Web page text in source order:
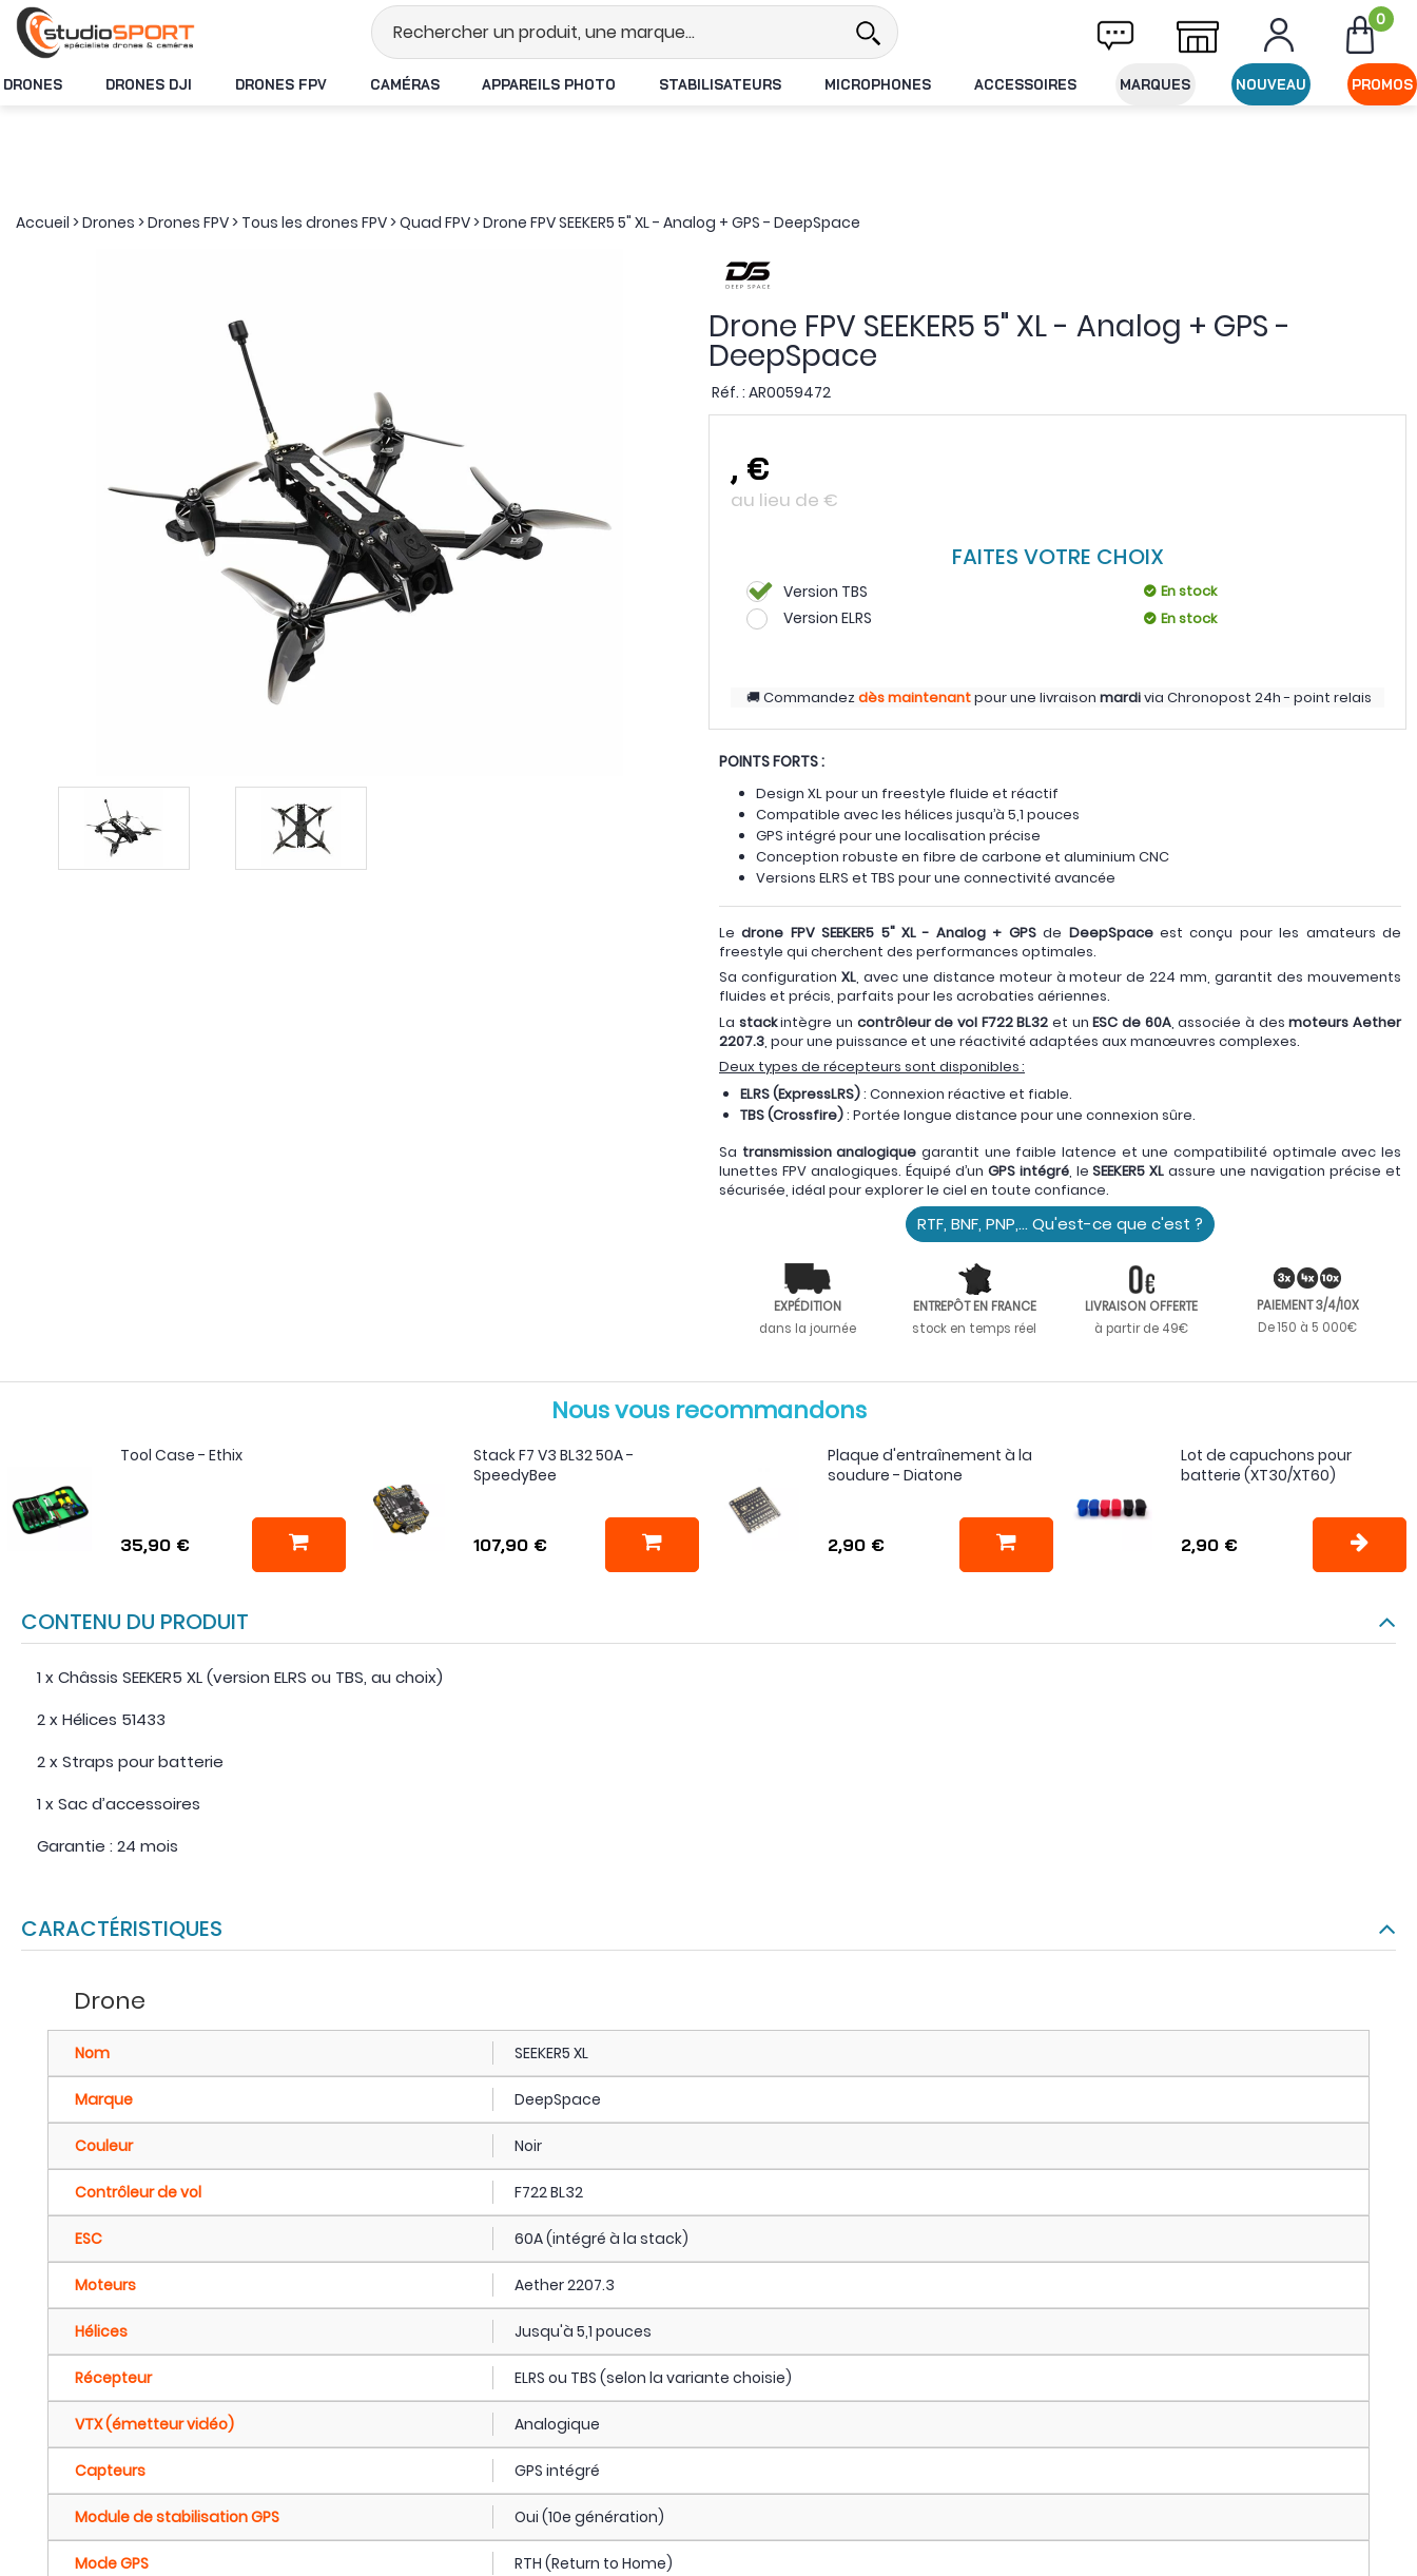
Stock en temps réel Livraison offerte dès 49€ d'achat 0
DRONES DRONES DJI DRONES FPV CAMÉRAS APPAREILS PHOTO STABILISATEURS MICROPHONES ACCESSOIRES MARQUES NOUVEAU PROMOS
Accueil >Drones >Drones FPV> Tous les drones FPV>Quad FPV>Drone FPV SEEKER5 5" XL - Analog + GPS - DeepSpace
Drone FPV SEEKER5 5" XL - Analog + GPS -
DeepSpace
Réf. : AR0059472
, €
au lieu de €
FAITES VOTRE CHOIX
Version TBS En stock
Version ELRS En stock
Commandezdès maintenantpour une livraison mardivia Chronopost 24h - point relais
POINTS FORTS :
Design XL pour un freestyle fluide et réactif
Compatible avec les hélices jusqu’à 5,1 pouces
GPS intégré pour une localisation précise
Conception robuste en fibre de carbone et aluminium CNC
Versions ELRS et TBS pour une connectivité avancée
Ledrone FPV SEEKER5 5" XL - Analog + GPSde DeepSpaceest conçu pour les amateurs de
freestyle qui cherchent des performances optimales.
Sa configuration XL, avec une distance moteur à moteur de 224 mm, garantit des mouvements
fluides et précis, parfaits pour les acrobaties aériennes.
La stackintègre un contrôleur de vol F722 BL32 et unESC de 60A, associée à desmoteurs Aether
2207.3, pour une puissance et une réactivité adaptées aux manœuvres complexes.
Deux types de récepteurs sont disponibles :
ELRS (ExpressLRS): Connexion réactive et fiable.
TBS (Crossfire): Portée longue distance pour une connexion sûre.
Sa transmission analogique garantit une faible latence et une compatibilité optimale avec les
lunettes FPV analogiques. Équipé d’un GPS intégré, leSEEKER5 XL assure une navigation précise et
sécurisée, idéal pour explorer le ciel en toute confiance.
RTF, BNF, PNP,... Qu'est-ce que c'est ?
EXPÉDITION
dans la journée
ENTREPÔT EN FRANCE
stock en temps réel
LIVRAISON OFFERTE
à partir de 49€
PAIEMENT 3/4/10X
De 150 à 5 000€
Nous vous recommandons
Tool Case - Ethix
35,90 €
Stack F7 V3 BL32 50A -
SpeedyBee
107,90 €
Plaque d'entraînement à la
soudure - Diatone
2,90 €
Lot de capuchons pour
batterie (XT30/XT60)
2,90 €
CONTENU DU PRODUIT
1 x Châssis SEEKER5 XL (version ELRS ou TBS, au choix)
2 x Hélices 51433
2 x Straps pour batterie
1 x Sac d’accessoires
Garantie : 24 mois
CARACTÉRISTIQUES
Drone
Nom SEEKER5 XL
Marque DeepSpace
Couleur Noir
Contrôleur de vol F722 BL32
ESC 60A (intégré à la stack)
Moteurs Aether 2207.3
Hélices Jusqu'à 5,1 pouces
Récepteur ELRS ou TBS (selon la variante choisie)
VTX (émetteur vidéo) Analogique
Capteurs GPS intégré
Module de stabilisation GPS Oui (10e génération)
Mode GPS RTH (Return to Home)